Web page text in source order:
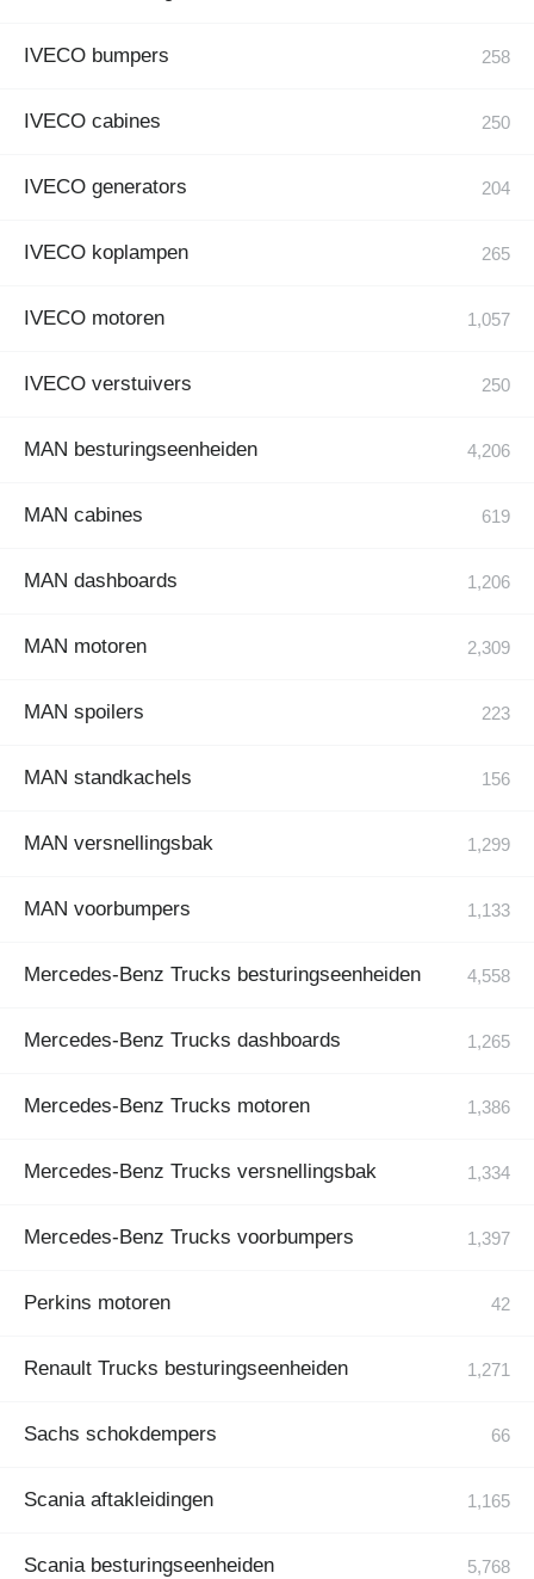
IVECO bumpers
IVECO cabines
IVECO generators
IVECO koplampen
IVECO motoren
IVECO verstuivers
MAN besturingseenheiden
MAN cabines
MAN dashboards
MAN motoren
MAN spoilers
MAN standkachels
MAN versnellingsbak
MAN voorbumpers
Mercedes-Benz Trucks besturingseenheiden
Mercedes-Benz Trucks dashboards
Mercedes-Benz Trucks motoren
Mercedes-Benz Trucks versnellingsbak
Mercedes-Benz Trucks voorbumpers
Perkins motoren
Renault Trucks besturingseenheiden
Sachs schokdempers
Scania aftakleidingen
Scania besturingseenheiden